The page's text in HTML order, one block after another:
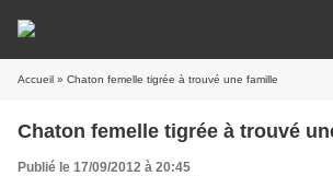
Accueil » Chaton femelle tigrée à trouvé une famille
Chaton femelle tigrée à trouvé
Publié le 17/09/2012 à 20:45